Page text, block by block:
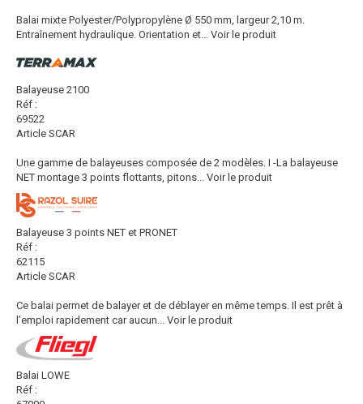
Balai mixte Polyester/Polypropylène Ø 550 mm, largeur 2,10 m.
Entraînement hydraulique. Orientation et... Voir le produit
Balayeuse 2100
Réf :
69522
Article SCAR
Une gamme de balayeuses composée de 2 modèles. I -La balayeuse
NET montage 3 points flottants, pitons... Voir le produit
Balayeuse 3 points NET et PRONET
Réf :
62115
Article SCAR
Ce balai permet de balayer et de déblayer en même temps. Il est prêt à
l’emploi rapidement car aucun... Voir le produit
Balai LOWE
Réf :